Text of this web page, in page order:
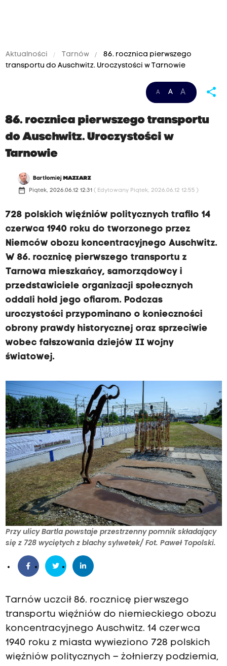
Aktualności Tarnów
86. rocznica pierwszego
transportu do Auschwitz. Uroczystości w Tarnowie
A A A share
86. rocznica pierwszego transportu
do Auschwitz. Uroczystości w
Tarnowie
Bartłomiej MAZIARZ
date_range Piątek, 2026.06.12 12:31 ( Edytowany Piątek, 2026.06.12 12:55 )
728 polskich więźniów politycznych trafiło 14
czerwca 1940 roku do tworzonego przez
Niemców obozu koncentracyjnego Auschwitz.
W 86. rocznicę pierwszego transportu z
Tarnowa mieszkańcy, samorządowcy i
przedstawiciele organizacji społecznych
oddali hołd jego ofiarom. Podczas
uroczystości przypominano o konieczności
obrony prawdy historycznej oraz sprzeciwie
wobec fałszowania dziejów II wojny
światowej.
Przy ulicy Bartla powstaje przestrzenny pomnik składający
się z 728 wyciętych z blachy sylwetek/ Fot. Paweł Topolski.
Tarnów uczcił 86. rocznicę pierwszego
transportu więźniów do niemieckiego obozu
koncentracyjnego Auschwitz. 14 czerwca
1940 roku z miasta wywieziono 728 polskich
więźniów politycznych – żołnierzy podziemia,